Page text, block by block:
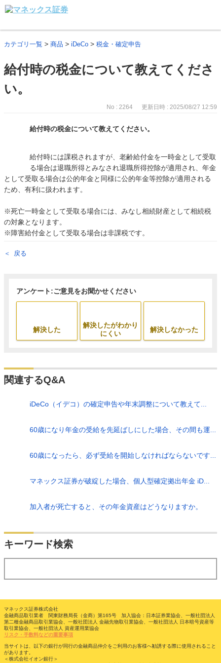
カテゴリ一覧 > 商品 > iDeCo > 税金・確定申告
給付時の税金について教えてくださ
い。
No : 2264 更新日時 : 2025/08/27 12:59
給付時の税金について教えてください。
給付時には課税されますが、老齢給付金を一時金として受取
る場合は退職所得とみなされ退職所得控除が適用され、年金
として受取る場合は公的年金と同様に公的年金等控除が適用される
ため、有利に扱われます。
※死亡一時金として受取る場合には、みなし相続財産として相続税
の対象となります。
※障害給付金として受取る場合は非課税です。
戻る
アンケート:ご意見をお聞かせください
解決した
解決したがわかり
にくい
解決しなかった
関連するQ&A
iDeCo（イデコ）の確定申告や年末調整について教えて...
60歳になり年金の受給を先延ばしにした場合、その間も運...
60歳になったら、必ず受給を開始しなければならないです...
マネックス証券が破綻した場合、個人型確定拠出年金 iD...
加入者が死亡すると、その年金資産はどうなりますか。
キーワード検索
マネックス証券株式会社
金融商品取引業者 関東財務局長（金商）第165号 加入協会：日本証券業協会、一般社団法人
第二種金融商品取引業協会、一般社団法人 金融先物取引業協会、一般社団法人 日本暗号資産等
取引業協会、一般社団法人 資産運用業協会
リスク・手数料などの重要事項
当サイトは、以下の銀行が同行の金融商品仲介をご利用のお客様へ勧誘する際に使用されること
があります。
＜株式会社イオン銀行＞